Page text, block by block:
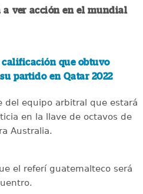
ver acción en el mundial
calificación que obtuvo
partido en Qatar 2022
del equipo arbitral que estará
en la llave de octavos de
Australia.
el referí guatemalteco será